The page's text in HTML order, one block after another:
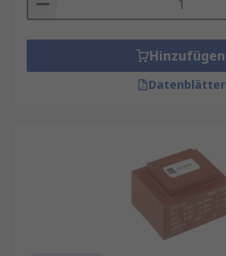
Hinzufügen
Datenblätter